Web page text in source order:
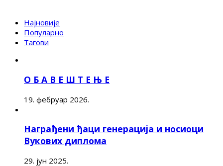
Најновије
Популарно
Тагови
О Б А В Е Ш Т Е Њ Е
19. фебруар 2026.
Награђени ђаци генерација и носиоци
Вукових диплома
29. јун 2025.